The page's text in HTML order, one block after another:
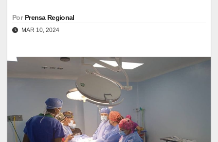
Por Prensa Regional
MAR 10, 2024